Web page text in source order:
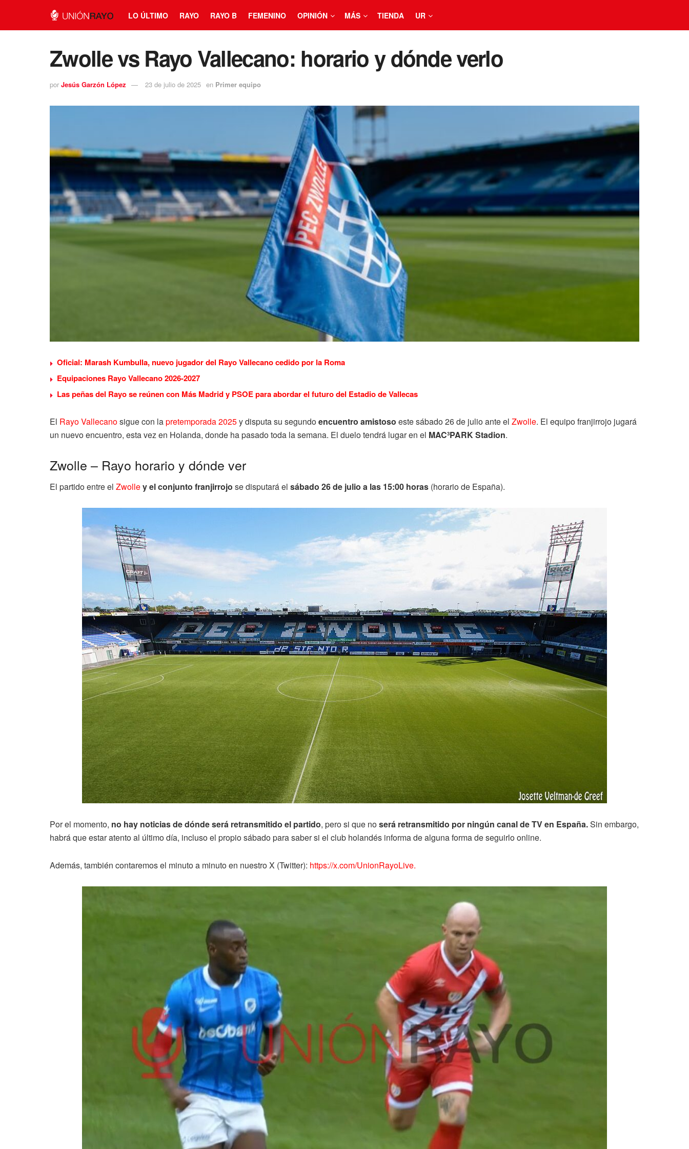
LO ÚLTIMO RAYO RAYO B FEMENINO OPINIÓN MÁS TIENDA UR
Zwolle vs Rayo Vallecano: horario y dónde verlo
por Jesús Garzón López 23 de julio de 2025 en Primer equipo
Oficial: Marash Kumbulla, nuevo jugador del Rayo Vallecano cedido por la Roma
Equipaciones Rayo Vallecano 2026-2027
Las peñas del Rayo se reúnen con Más Madrid y PSOE para abordar el futuro del Estadio de Vallecas
El Rayo Vallecanosigue con lapretemporada 2025y disputa su segundoencuentro amistoso este sábado 26 de julio ante el Zwolle. El equipo franjirrojo jugará
un nuevo encuentro, esta vez en Holanda, donde ha pasado toda la semana. El duelo tendrá lugar en el MAC³PARK Stadion.
Zwolle – Rayo horario y dónde ver
El partido entre el Zwolley el conjunto franjirrojo se disputará el sábado 26 de julio a las 15:00 horas (horario de España).
Por el momento, no hay noticias de dónde será retransmitido el partido, pero si que noserá retransmitido por ningún canal de TV en España.Sin embargo,
habrá que estar atento al último día, incluso el propio sábado para saber si el club holandés informa de alguna forma de seguirlo online.
Además, también contaremos el minuto a minuto en nuestro X (Twitter): https://x.com/UnionRayoLive.